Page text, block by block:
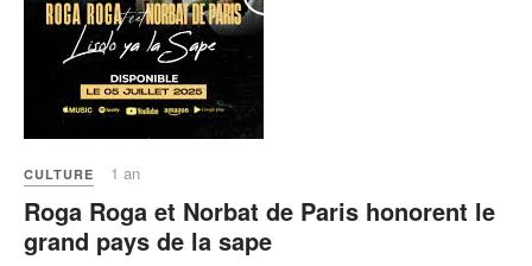
CULTURE 1 an
Roga Roga et Norbat de Paris honorent le
grand pays de la sape